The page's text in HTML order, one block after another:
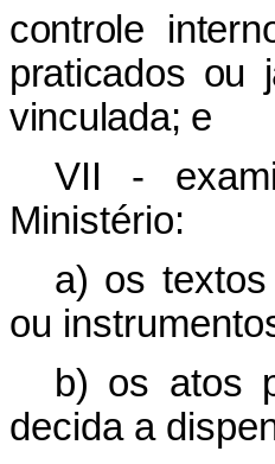
controle
praticados ou
vinculada; e
VII -
Ministério:
a) os
ou
b) os atos
decida a